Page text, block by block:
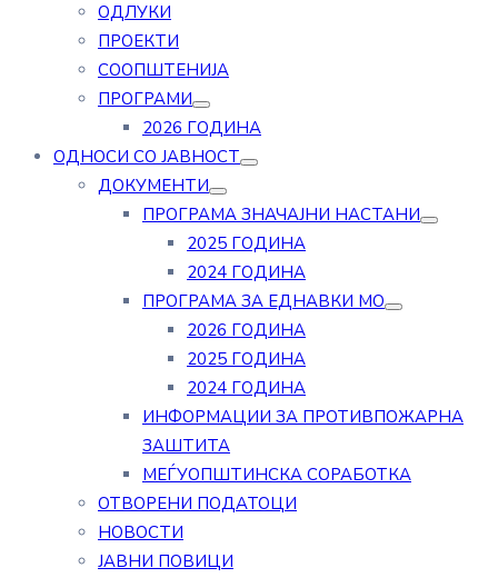
ОДЛУКИ
ПРОЕКТИ
СООПШТЕНИЈА
ПРОГРАМИ
2026 ГОДИНА
ОДНОСИ СО ЈАВНОСТ
ДОКУМЕНТИ
ПРОГРАМА ЗНАЧАЈНИ НАСТАНИ
2025 ГОДИНА
2024 ГОДИНА
ПРОГРАМА ЗА ЕДНАВКИ МО
2026 ГОДИНА
2025 ГОДИНА
2024 ГОДИНА
ИНФОРМАЦИИ ЗА ПРОТИВПОЖАРНА
ЗАШТИТА
МЕЃУОПШТИНСКА СОРАБОТКА
ОТВОРЕНИ ПОДАТОЦИ
НОВОСТИ
ЈАВНИ ПОВИЦИ